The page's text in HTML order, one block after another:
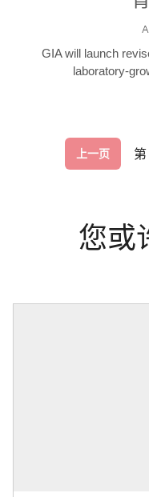
GIA will launch
laboratory-
上一页
您或